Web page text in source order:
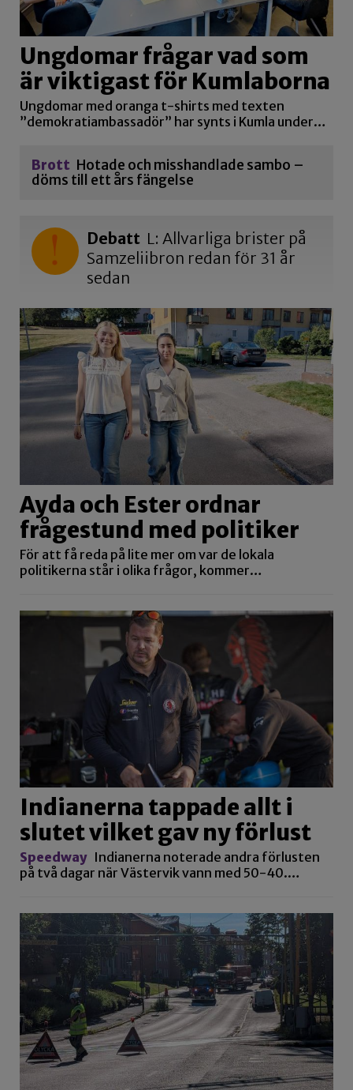
Ungdomar frågar vad som
är viktigast för Kumlaborna
Ungdomar med oranga t-shirts med texten
”demokratiambassadör” har synts i Kumla under…
Brott Hotade och misshandlade sambo –
döms till ett års fängelse
Debatt L: Allvarliga brister på
Samzeliibron redan för 31 år
sedan
Ayda och Ester ordnar
frågestund med politiker
För att få reda på lite mer om var de lokala
politikerna står i olika frågor, kommer…
Indianerna tappade allt i
slutet vilket gav ny förlust
Speedway Indianerna noterade andra förlusten
på två dagar när Västervik vann med 50-40.…